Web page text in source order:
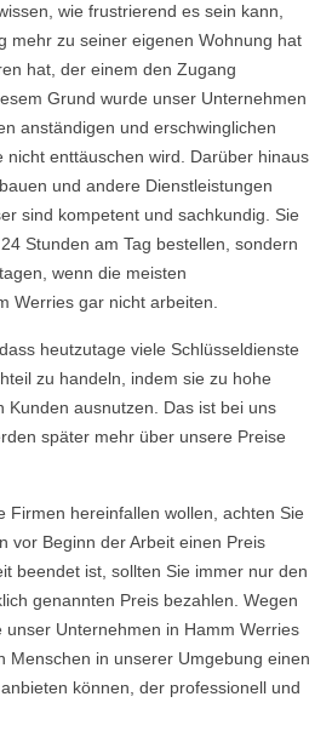
wie frustrierend es sein kann,
mehr zu seiner eigenen Wohnung hat
hat, der einem den Zugang
Grund wurde unser Unternehmen
anständigen und erschwinglichen
nicht enttäuschen wird. Darüber hinaus
und andere Dienstleistungen
sind kompetent und sachkundig. Sie
Stunden am Tag bestellen, sondern
wenn die meisten
Werries gar nicht arbeiten.
heutzutage viele Schlüsseldienste
zu handeln, indem sie zu hohe
Kunden ausnutzen. Das ist bei uns
später mehr über unsere Preise
Firmen hereinfallen wollen, achten Sie
vor Beginn der Arbeit einen Preis
beendet ist, sollten Sie immer nur den
genannten Preis bezahlen. Wegen
Unternehmen in Hamm Werries
Menschen in unserer Umgebung einen
können, der professionell und